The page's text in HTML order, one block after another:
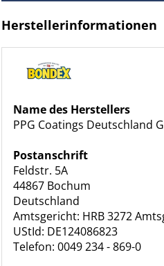
Herstellerinformationen
Name des Herstellers
PPG Coatings Deutschland
Postanschrift
Feldstr. 5A
44867 Bochum
Deutschland
Amtsgericht: HRB 3272
UStId: DE124086823
Telefon: 0049 234 - 869-0